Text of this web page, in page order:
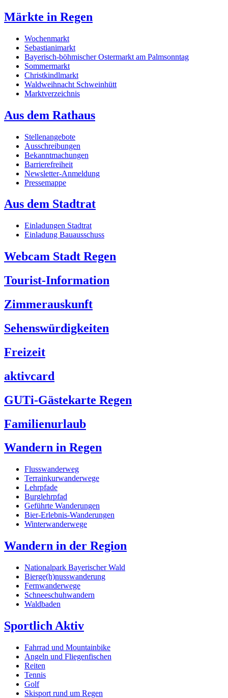
Märkte in Regen
Wochenmarkt
Sebastianimarkt
Bayerisch-böhmischer Ostermarkt am Palmsonntag
Sommermarkt
Christkindlmarkt
Waldweihnacht Schweinhütt
Marktverzeichnis
Aus dem Rathaus
Stellenangebote
Ausschreibungen
Bekanntmachungen
Barrierefreiheit
Newsletter-Anmeldung
Pressemappe
Aus dem Stadtrat
Einladungen Stadtrat
Einladung Bauausschuss
Webcam Stadt Regen
Tourist-Information
Zimmerauskunft
Sehenswürdigkeiten
Freizeit
aktivcard
GUTi-Gästekarte Regen
Familienurlaub
Wandern in Regen
Flusswanderweg
Terrainkurwanderwege
Lehrpfade
Burglehrpfad
Geführte Wanderungen
Bier-Erlebnis-Wanderungen
Winterwanderwege
Wandern in der Region
Nationalpark Bayerischer Wald
Bierge(h)nusswanderung
Fernwanderwege
Schneeschuhwandern
Waldbaden
Sportlich Aktiv
Fahrrad und Mountainbike
Angeln und Fliegenfischen
Reiten
Tennis
Golf
Skisport rund um Regen